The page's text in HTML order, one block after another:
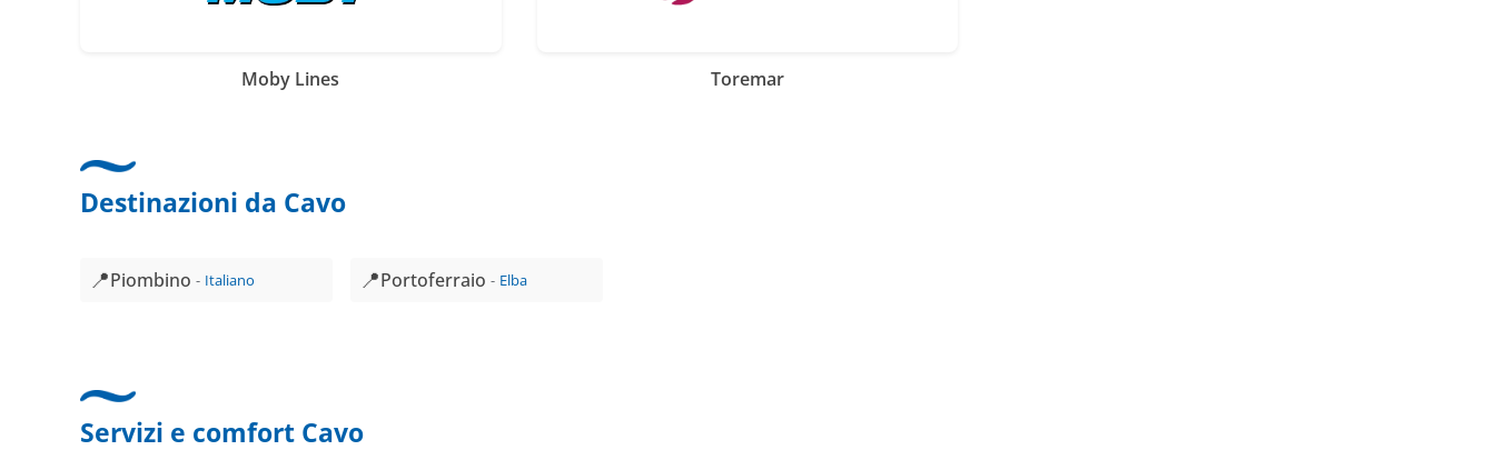
Moby Lines Toremar
Destinazioni da Cavo
📍Piombino Italiano 📍Portoferraio Elba
Servizi e comfort Cavo